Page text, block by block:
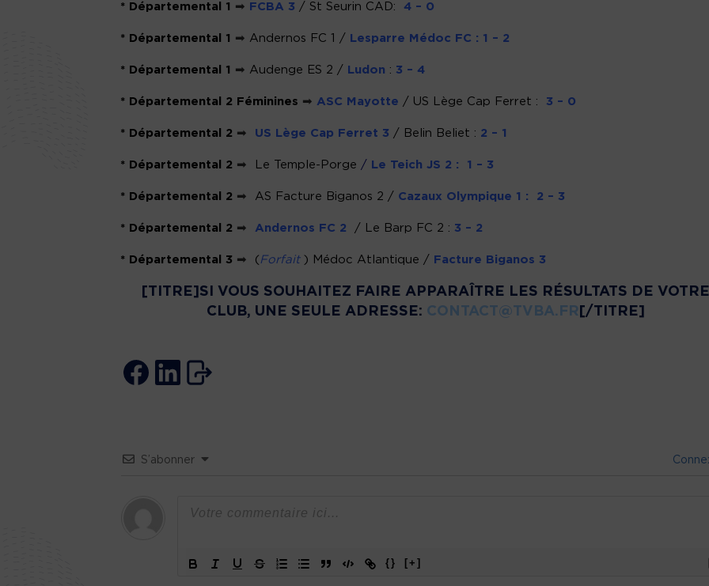
* Départemental 1 ➡ FCBA 3 / St Seurin CAD: 4 – 0
* Départemental 1 ➡ Andernos FC 1 / Lesparre Médoc FC : 1 – 2
* Départemental 1 ➡ Audenge ES 2 / Ludon : 3 – 4
* Départemental 2 Féminines ➡ ASC Mayotte / US Lège Cap Ferret : 3 – 0
* Départemental 2 ➡ US Lège Cap Ferret 3 / Belin Beliet : 2 – 1
* Départemental 2 ➡ Le Temple-Porge / Le Teich JS 2 : 1 – 3
* Départemental 2 ➡ AS Facture Biganos 2 / Cazaux Olympique 1 : 2 – 3
* Départemental 2 ➡ Andernos FC 2 / Le Barp FC 2 : 3 – 2
* Départemental 3 ➡ (Forfait) Médoc Atlantique / Facture Biganos 3
[TITRE]SI VOUS SOUHAITEZ FAIRE APPARAÎTRE LES RÉSULTATS DE
CLUB, UNE SEULE ADRESSE: CONTACT@TVBA.FR [/TITRE]
S’abonner
{} [+]